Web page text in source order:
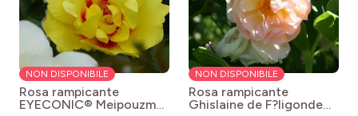
NON DISPONIBILE
Rosa rampicante
EYECONIC® Meipouzmoi
NON DISPONIBILE
Rosa rampicante
Ghislaine de F?ligonde